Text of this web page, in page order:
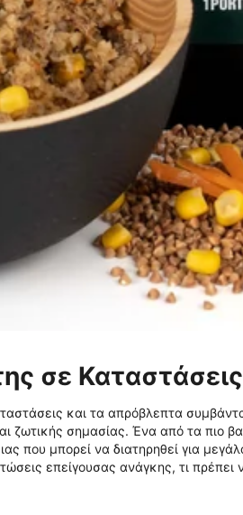
σε
και τα απρόβλεπτα
ζωτικής σημασίας. Ένα από τα πιο
που μπορεί να διατηρηθεί για
επείγουσας ανάγκης, τι πρέπει